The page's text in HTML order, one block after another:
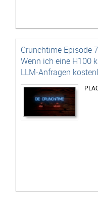
Crunchtime Episode
Wenn ich eine H100
LLM-Anfragen